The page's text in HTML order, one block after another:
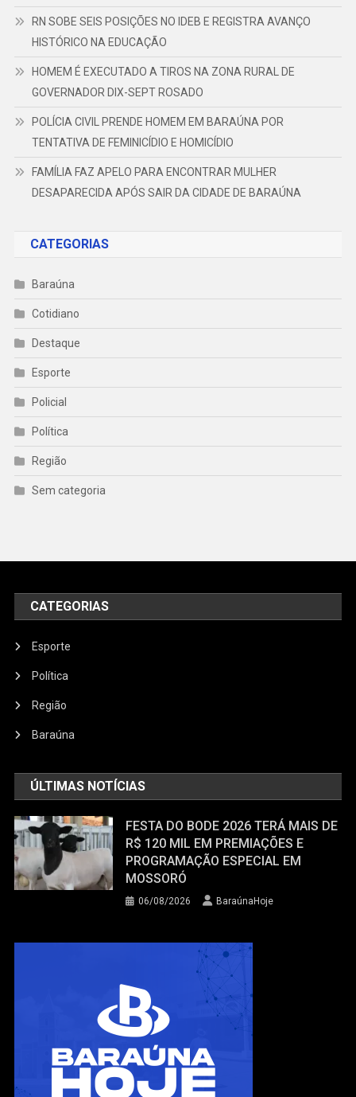
RN SOBE SEIS POSIÇÕES NO IDEB E REGISTRA AVANÇO
HISTÓRICO NA EDUCAÇÃO
HOMEM É EXECUTADO A TIROS NA ZONA RURAL DE
GOVERNADOR DIX-SEPT ROSADO
POLÍCIA CIVIL PRENDE HOMEM EM BARAÚNA POR
TENTATIVA DE FEMINICÍDIO E HOMICÍDIO
FAMÍLIA FAZ APELO PARA ENCONTRAR MULHER
DESAPARECIDA APÓS SAIR DA CIDADE DE BARAÚNA
CATEGORIAS
Baraúna
Cotidiano
Destaque
Esporte
Policial
Política
Região
Sem categoria
CATEGORIAS
Esporte
Política
Região
Baraúna
ÚLTIMAS NOTÍCIAS
FESTA DO BODE 2026 TERÁ MAIS DE
R$ 120 MIL EM PREMIAÇÕES E
PROGRAMAÇÃO ESPECIAL EM
MOSSORÓ
06/08/2026 BaraúnaHoje